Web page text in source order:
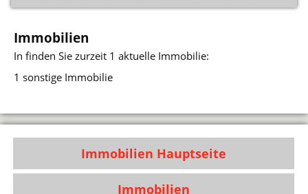
Immobilien
Infinden Sie zurzeit 1 aktuelle Immobilie:
1 sonstige Immobilie
Immobilien Hauptseite
Immobilien